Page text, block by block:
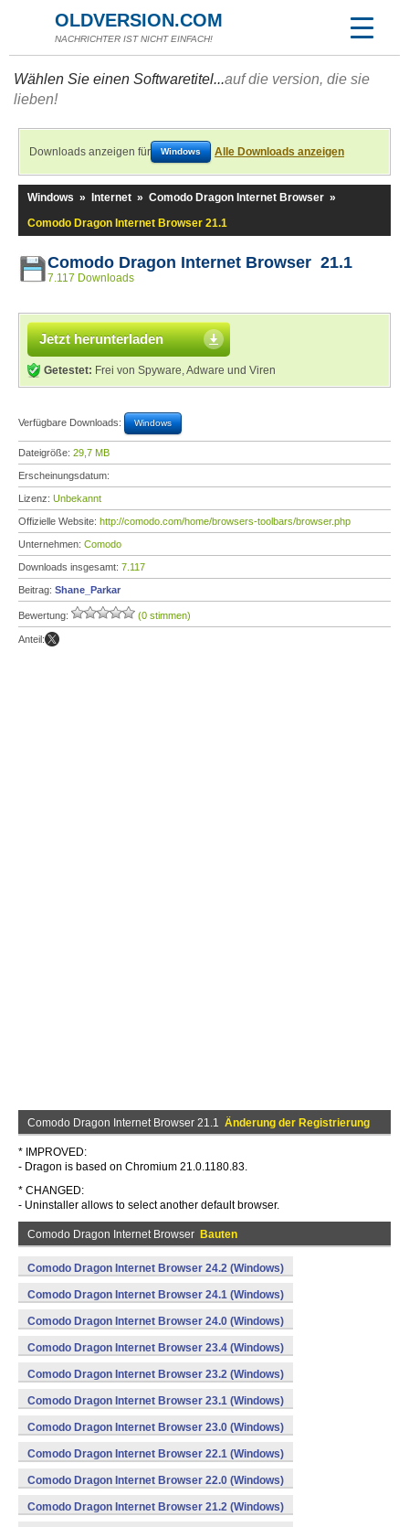
OLDVERSION.COM
NACHRICHTER IST NICHT EINFACH!
Wählen Sie einen Softwaretitel...auf die version, die sie
lieben!
Downloads anzeigen für Windows Alle Downloads anzeigen
Windows » Internet » Comodo Dragon Internet Browser »
Comodo Dragon Internet Browser 21.1
Comodo Dragon Internet Browser 21.1
7.117 Downloads
Jetzt herunterladen
Getestet: Frei von Spyware, Adware und Viren
Verfügbare Downloads: Windows
Dateigröße: 29,7 MB
Erscheinungsdatum:
Lizenz: Unbekannt
Offizielle Website: http://comodo.com/home/browsers-toolbars/browser.php
Unternehmen: Comodo
Downloads insgesamt: 7.117
Beitrag: Shane_Parkar
Bewertung: (0 stimmen)
Anteil:
Comodo Dragon Internet Browser 21.1 Änderung der Registrierung
* IMPROVED:
- Dragon is based on Chromium 21.0.1180.83.
* CHANGED:
- Uninstaller allows to select another default browser.
Comodo Dragon Internet Browser Bauten
Comodo Dragon Internet Browser 24.2 (Windows)
Comodo Dragon Internet Browser 24.1 (Windows)
Comodo Dragon Internet Browser 24.0 (Windows)
Comodo Dragon Internet Browser 23.4 (Windows)
Comodo Dragon Internet Browser 23.2 (Windows)
Comodo Dragon Internet Browser 23.1 (Windows)
Comodo Dragon Internet Browser 23.0 (Windows)
Comodo Dragon Internet Browser 22.1 (Windows)
Comodo Dragon Internet Browser 22.0 (Windows)
Comodo Dragon Internet Browser 21.2 (Windows)